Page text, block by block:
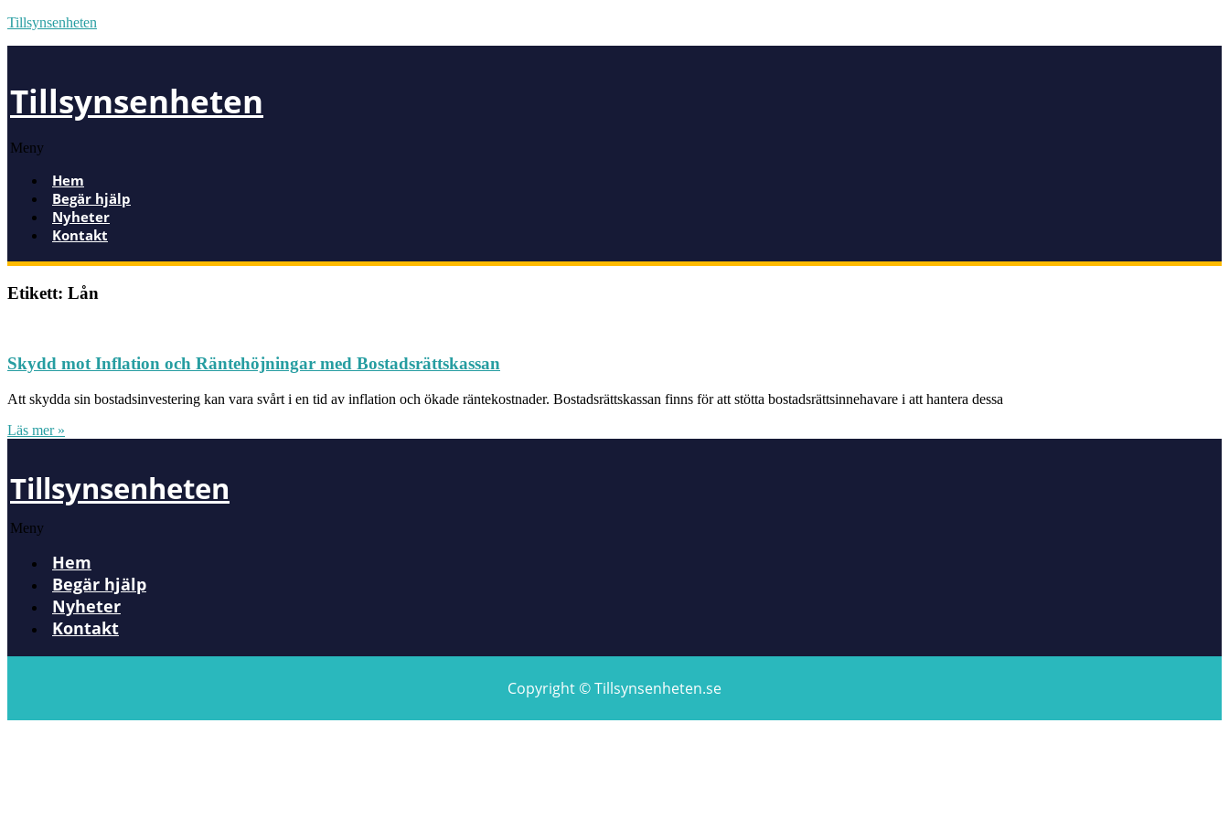
Tillsynsenheten
Tillsynsenheten
Meny
Hem
Begär hjälp
Nyheter
Kontakt
Etikett: Lån
Skydd mot Inflation och Räntehöjningar med Bostadsrättskassan
Att skydda sin bostadsinvestering kan vara svårt i en tid av inflation och ökade räntekostnader. Bostadsrättskassan finns för att stötta bostadsrättsinnehavare i att hantera dessa
Läs mer »
Tillsynsenheten
Meny
Hem
Begär hjälp
Nyheter
Kontakt
Copyright © Tillsynsenheten.se